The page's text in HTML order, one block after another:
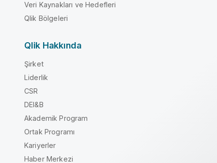
Veri Kaynakları ve Hedefleri
Qlik Bölgeleri
Qlik Hakkında
Şirket
Liderlik
CSR
DEI&B
Akademik Program
Ortak Programı
Kariyerler
Haber Merkezi